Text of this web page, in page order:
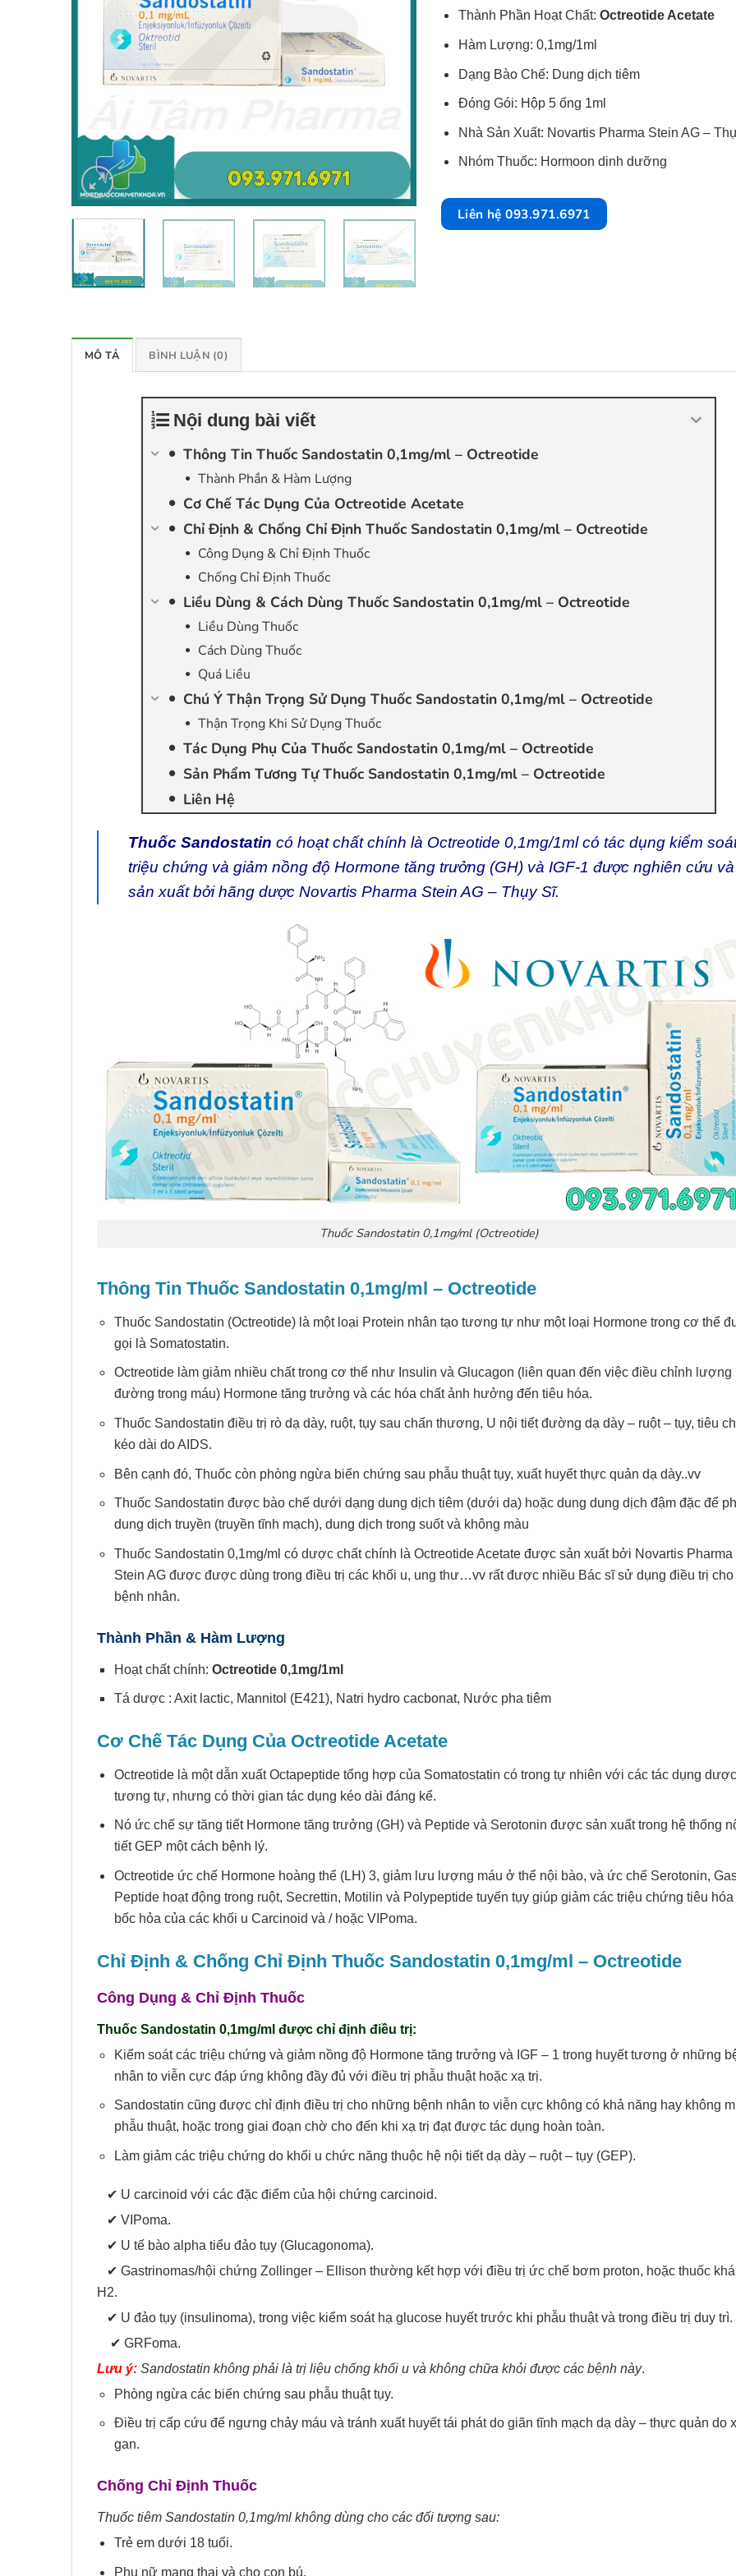
Thành Phần Hoạt Chất: Octreotide Acetate
Hàm Lượng: 0,1mg/1ml
Dạng Bào Chế: Dung dịch tiêm
Đóng Gói: Hộp 5 ống 1ml
Nhà Sản Xuất: Novartis Pharma Stein AG –
Nhóm Thuốc: Hormoon dinh dưỡng
Liên hệ 093.971.6971
MÔ TẢ BÌNH LUẬN (0)
Nội dung bài viết
Thông Tin Thuốc Sandostatin 0,1mg/ml – Octreotide
Thành Phần & Hàm Lượng
Cơ Chế Tác Dụng Của Octreotide Acetate
Chỉ Định & Chống Chỉ Định Thuốc Sandostatin 0,1mg/ml – Octreotide
Công Dụng & Chỉ Định Thuốc
Chống Chỉ Định Thuốc
Liều Dùng & Cách Dùng Thuốc Sandostatin 0,1mg/ml – Octreotide
Liều Dùng Thuốc
Cách Dùng Thuốc
Quá Liều
Chú Ý Thận Trọng Sử Dụng Thuốc Sandostatin 0,1mg/ml – Octreotide
Thận Trọng Khi Sử Dụng Thuốc
Tác Dụng Phụ Của Thuốc Sandostatin 0,1mg/ml – Octreotide
Sản Phẩm Tương Tự Thuốc Sandostatin 0,1mg/ml – Octreotide
Liên Hệ
Thuốc Sandostatin có hoạt chất chính là Octreotide 0,1mg/1ml có tác dụng kiểm
triệu chứng và giảm nồng độ Hormone tăng trưởng (GH) và IGF-1 được nghiên cứu và
sản xuất bởi hãng dược Novartis Pharma Stein AG – Thụy Sĩ.
Thuốc Sandostatin 0,1mg/ml (Octreotide)
Thông Tin Thuốc Sandostatin 0,1mg/ml – Octreotide
Thuốc Sandostatin (Octreotide) là một loại Protein nhân tạo tương tự như một loại Hormone trong cơ thể
gọi là Somatostatin.
Octreotide làm giảm nhiều chất trong cơ thể như Insulin và Glucagon (liên quan đến việc điều chỉnh lượng
đường trong máu) Hormone tăng trưởng và các hóa chất ảnh hưởng đến tiêu hóa.
Thuốc Sandostatin điều trị rò dạ dày, ruột, tụy sau chấn thương, U nội tiết đường dạ dày – ruột – tụy, tiêu
kéo dài do AIDS.
Bên cạnh đó, Thuốc còn phòng ngừa biến chứng sau phẫu thuật tụy, xuất huyết thực quản dạ dày..vv
Thuốc Sandostatin được bào chế dưới dạng dung dịch tiêm (dưới da) hoặc dung dung dịch đậm đặc để
dung dịch truyền (truyền tĩnh mạch), dung dịch trong suốt và không màu
Thuốc Sandostatin 0,1mg/ml có dược chất chính là Octreotide Acetate được sản xuất bởi Novartis Pharma
Stein AG được được dùng trong điều trị các khối u, ung thư…vv rất được nhiều Bác sĩ sử dụng điều trị cho
bệnh nhân.
Thành Phần & Hàm Lượng
Hoạt chất chính: Octreotide 0,1mg/1ml
Tá dược : Axit lactic, Mannitol (E421), Natri hydro cacbonat, Nước pha tiêm
Cơ Chế Tác Dụng Của Octreotide Acetate
Octreotide là một dẫn xuất Octapeptide tổng hợp của Somatostatin có trong tự nhiên với các tác dụng
tương tự, nhưng có thời gian tác dụng kéo dài đáng kể.
Nó ức chế sự tăng tiết Hormone tăng trưởng (GH) và Peptide và Serotonin được sản xuất trong hệ thống
tiết GEP một cách bệnh lý.
Octreotide ức chế Hormone hoàng thể (LH) 3, giảm lưu lượng máu ở thể nội bào, và ức chế Serotonin,
Peptide hoạt động trong ruột, Secrettin, Motilin và Polypeptide tuyến tụy giúp giảm các triệu chứng tiêu hóa
bốc hỏa của các khối u Carcinoid và / hoặc VIPoma.
Chỉ Định & Chống Chỉ Định Thuốc Sandostatin 0,1mg/ml – Octreotide
Công Dụng & Chỉ Định Thuốc
Thuốc Sandostatin 0,1mg/ml được chỉ định điều trị:
Kiểm soát các triệu chứng và giảm nồng độ Hormone tăng trưởng và IGF – 1 trong huyết tương ở những
nhân to viễn cực đáp ứng không đầy đủ với điều trị phẫu thuật hoặc xạ trị.
Sandostatin cũng được chỉ định điều trị cho những bệnh nhân to viễn cực không có khả năng hay không
phẫu thuật, hoặc trong giai đoạn chờ cho đến khi xạ trị đạt được tác dụng hoàn toàn.
Làm giảm các triệu chứng do khối u chức năng thuộc hệ nội tiết dạ dày – ruột – tụy (GEP).
✔ U carcinoid với các đặc điểm của hội chứng carcinoid.
✔ VIPoma.
✔ U tế bào alpha tiểu đảo tụy (Glucagonoma).
✔ Gastrinomas/hội chứng Zollinger – Ellison thường kết hợp với điều trị ức chế bơm proton, hoặc thuốc
H2.
✔ U đảo tụy (insulinoma), trong việc kiểm soát hạ glucose huyết trước khi phẫu thuật và trong điều trị duy trì.
✔ GRFoma.
Lưu ý: Sandostatin không phải là trị liệu chống khối u và không chữa khỏi được các bệnh này.
Phòng ngừa các biến chứng sau phẫu thuật tụy.
Điều trị cấp cứu để ngưng chảy máu và tránh xuất huyết tái phát do giãn tĩnh mạch dạ dày – thực quản do
gan.
Chống Chỉ Định Thuốc
Thuốc tiêm Sandostatin 0,1mg/ml không dùng cho các đối tượng sau:
Trẻ em dưới 18 tuổi.
Phụ nữ mang thai và cho con bú.